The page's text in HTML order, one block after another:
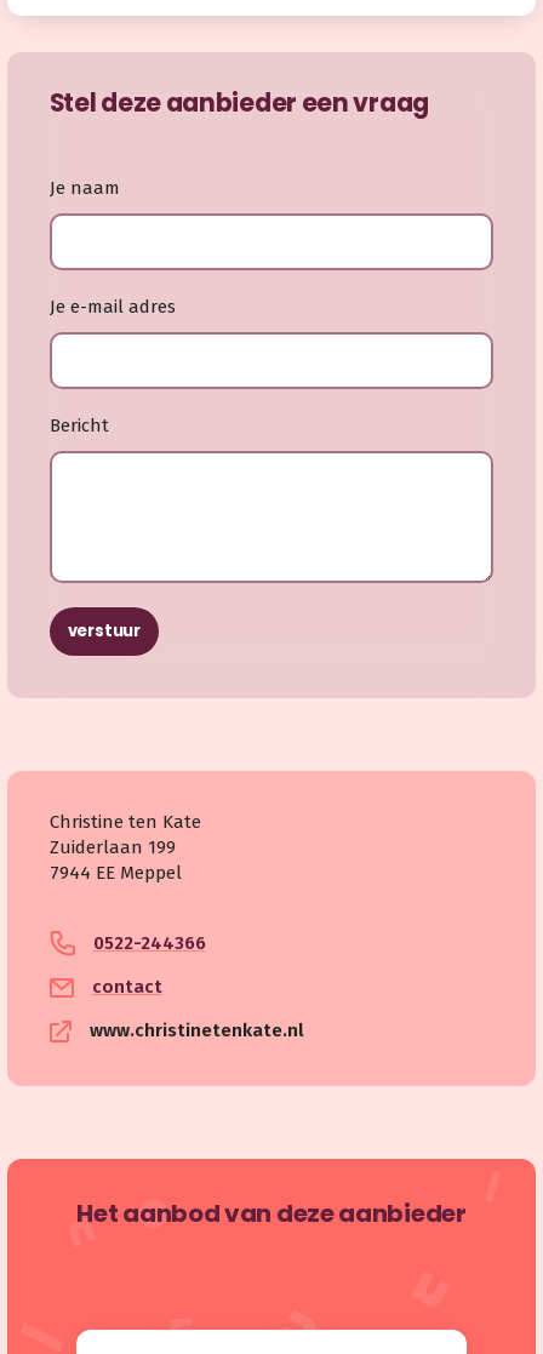
Stel deze aanbieder een vraag
Je naam
Je e-mail adres
Bericht
verstuur
Christine ten Kate
Zuiderlaan 199
7944 EE Meppel
0522-244366
contact
www.christinetenkate.nl
Het aanbod van deze aanbieder